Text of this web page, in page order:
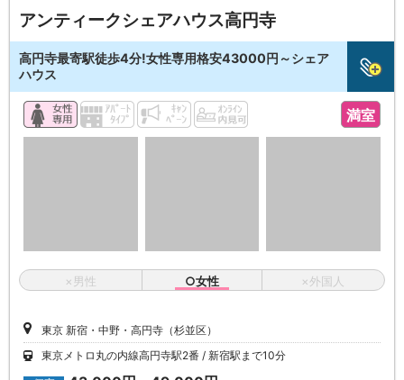
アンティークシェアハウス高円寺
高円寺最寄駅徒歩4分!女性専用格安43000円～シェア
ハウス
満室
×男性 ○女性 ×外国人
東京 新宿・中野・高円寺（杉並区）
東京メトロ丸の内線高円寺駅2番
新宿駅まで10分